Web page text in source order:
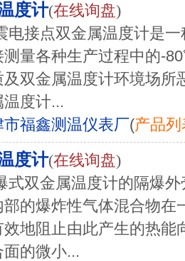
度计(在线询盘)
电接点双金属温度计是
测量各种生产过程中的-
双金属温度计环境场所
度计...
市福鑫测温仪表厂(产品
度计(在线询盘)
式双金属温度计的隔爆
的爆炸性气体混合物在
地阻止由此产生的热能
的微小...